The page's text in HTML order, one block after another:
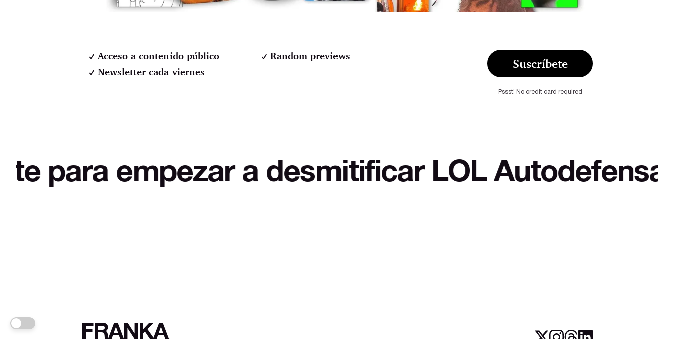
Acceso a contenido público
Newsletter cada viernes
Random previews
Suscríbete
Pssst! No credit card required
a desmitificar LOL Autodefensa
FRANKA